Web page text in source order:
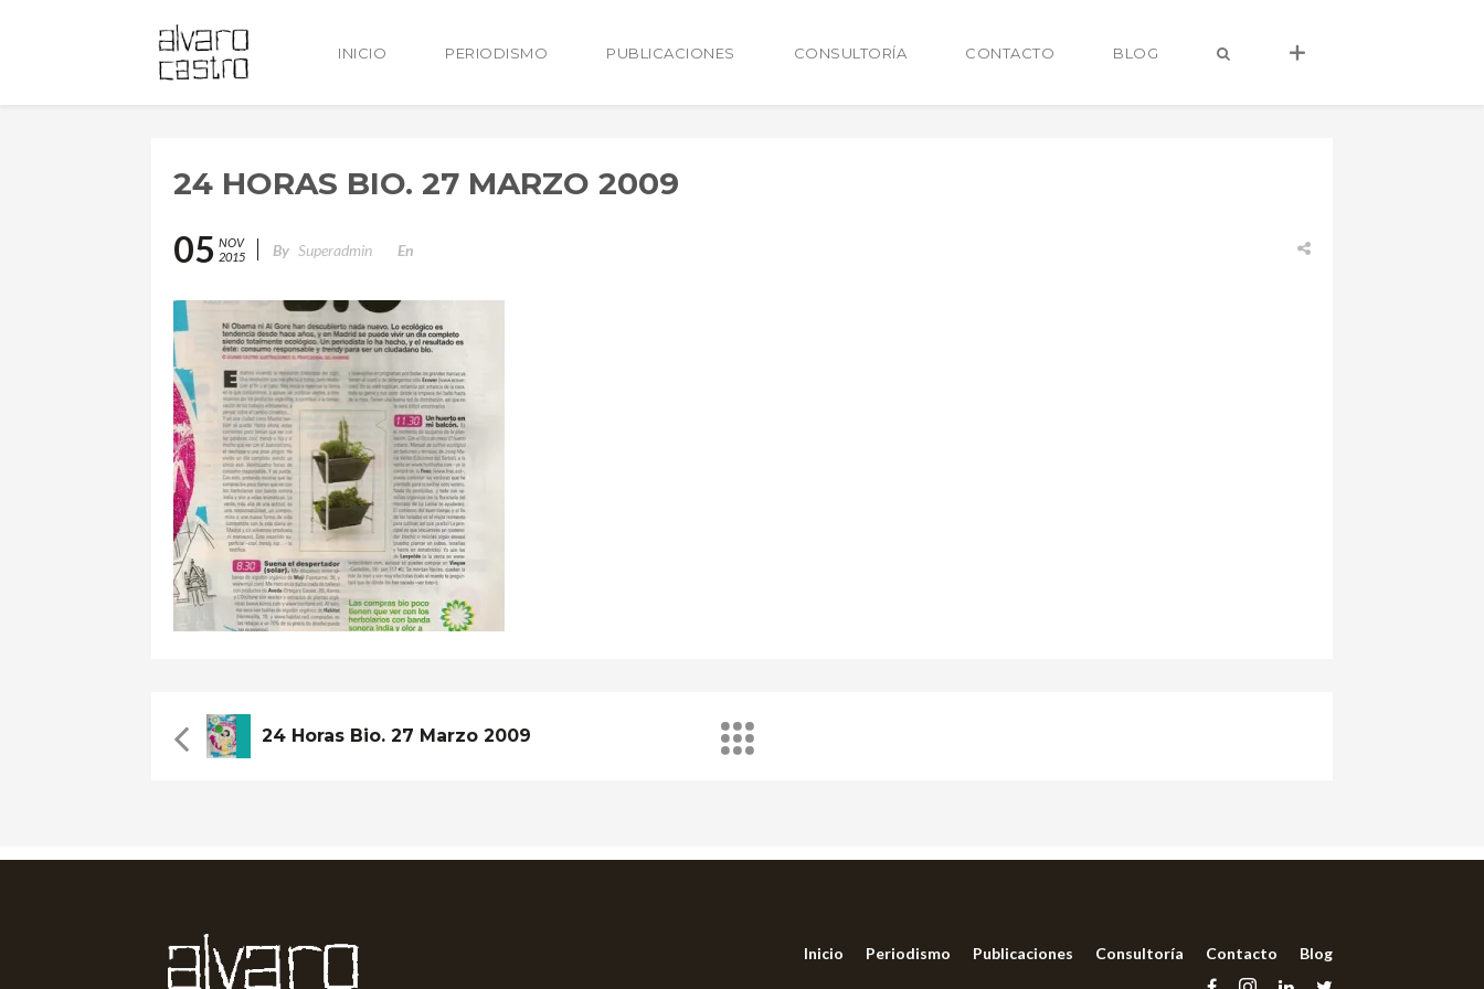
INICIO PERIODISMO PUBLICACIONES CONSULTORÍA CONTACTO BLOG
24 HORAS BIO. 27 MARZO 2009
05 NOV
2015
By Superadmin En
24 Horas Bio. 27 Marzo 2009
Inicio Periodismo Publicaciones Consultoría Contacto Blog